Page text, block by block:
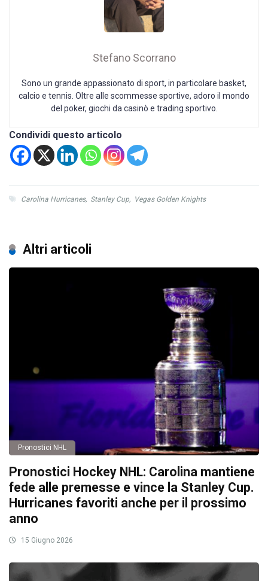
Stefano Scorrano
Sono un grande appassionato di sport, in particolare basket,
calcio e tennis. Oltre alle scommesse sportive, adoro il mondo
del poker, giochi da casinò e trading sportivo.
Condividi questo articolo
Carolina Hurricanes, Stanley Cup, Vegas Golden Knights
Altri articoli
Pronostici NHL
Pronostici Hockey NHL: Carolina mantiene
fede alle premesse e vince la Stanley Cup.
Hurricanes favoriti anche per il prossimo
anno
15 Giugno 2026